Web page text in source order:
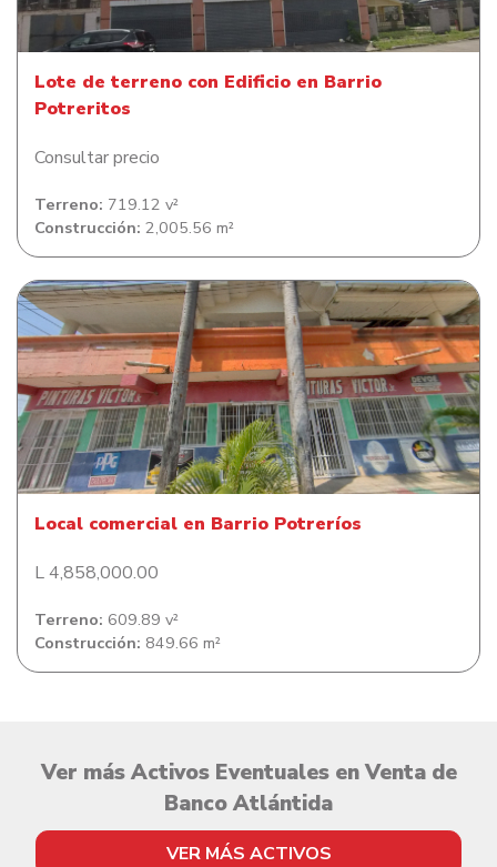
Lote de terreno con Edificio en Barrio
Potreritos
Consultar precio
Terreno: 719.12 v²
Construcción: 2,005.56 m²
Local comercial en Barrio Potreríos
Local comercial en Barrio Potreríos
L 4,858,000.00
Terreno: 609.89 v²
Construcción: 849.66 m²
Ver más Activos Eventuales en Venta de
Banco Atlántida
VER MÁS ACTIVOS